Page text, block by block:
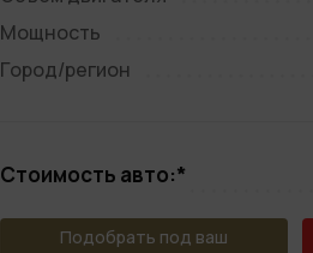
Мощность
Город/регион
Стоимость авто:*
Подобрать под ваш